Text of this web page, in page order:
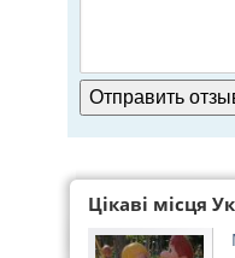
Цікаві місця